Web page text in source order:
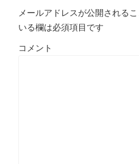
メールアドレスが公開されるこ
いる欄は必須項目です
コメント